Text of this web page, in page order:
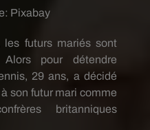
Pixabay
futurs mariés sont
Alors pour détendre
29 ans, a décidé
son futur mari comme
britanniques